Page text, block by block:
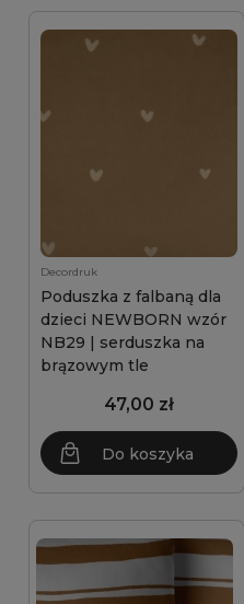
Decordruk
Poduszka z falbaną dla
dzieci NEWBORN wzór
NB29 | serduszka na
brązowym tle
47,00 zł
Do koszyka